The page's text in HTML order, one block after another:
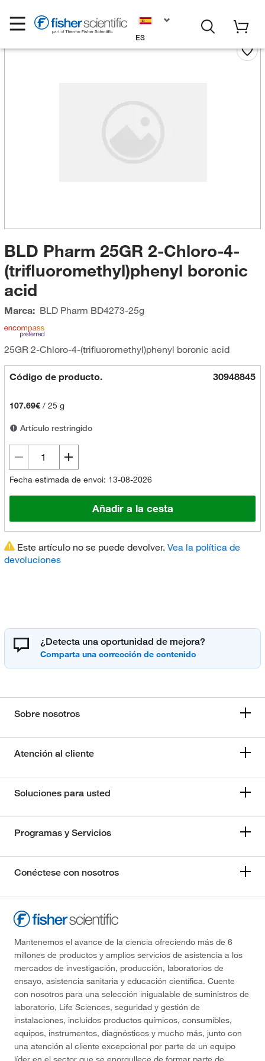
ES
BLD Pharm 25GR 2-Chloro-4-
(trifluoromethyl)phenyl boronic
acid
Marca: BLD Pharm BD4273-25g
25GR 2-Chloro-4-(trifluoromethyl)phenyl boronic acid
Código de producto. 30948845
107.69€/ 25 g
Artículo restringido
Fecha estimada de envoi: 13-08-2026
Añadir a la cesta
Este artículo no se puede devolver. Vea la política de
devoluciones
¿Detecta una oportunidad de mejora?
Sobre nosotros
Atención al cliente
Soluciones para usted
Programas y Servicios
Conéctese con nosotros
Mantenemos el avance de la ciencia ofreciendo más de 6
millones de productos y amplios servicios de asistencia a los
mercados de investigación, producción, laboratorios de
ensayo, asistencia sanitaria y educación científica. Cuente
con nosotros para una selección inigualable de suministros de
laboratorio, Life Sciences, seguridad y gestión de
instalaciones, incluidos productos químicos, consumibles,
equipos, instrumentos, diagnósticos y mucho más, junto con
una atención al cliente excepcional por parte de un equipo